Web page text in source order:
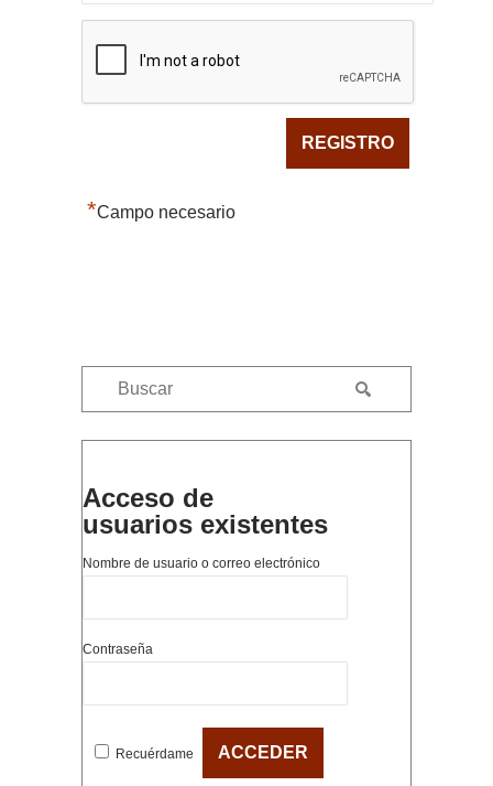
*Campo necesario
Acceso de
usuarios existentes
Nombre de usuario o correo electrónico
Contraseña
Recuérdame